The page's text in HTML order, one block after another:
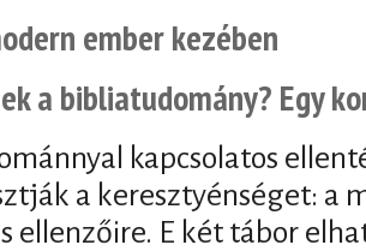
ember kezében
a bibliatudomány? Egy
kapcsolatos
a keresztyénséget: a
ellenzőire. E két tábor